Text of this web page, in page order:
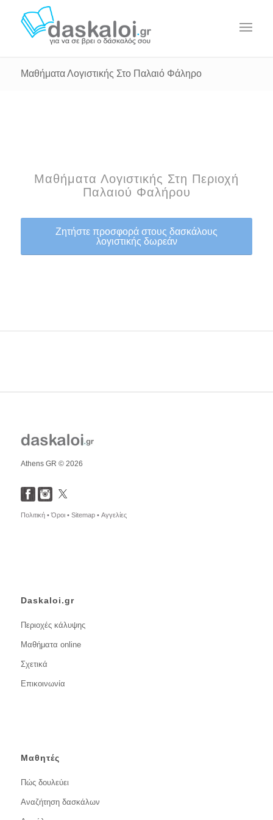
Μαθήματα Λογιστικής Στο Παλαιό Φάληρο
Μαθήματα Λογιστικής Στη Περιοχή
Παλαιού Φαλήρου
Ζητήστε προσφορά στους δασκάλους
λογιστικής δωρεάν
Athens GR © 2026
Πολιτική •Όροι • Sitemap • Αγγελίες
Daskaloi.gr
Περιοχές κάλυψης
Μαθήματα online
Σχετικά
Επικοινωνία
Μαθητές
Πώς δουλεύει
Αναζήτηση δασκάλων